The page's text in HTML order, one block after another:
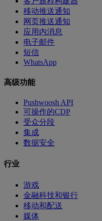
移动推送通知
网页推送通知
应用内消息
电子邮件
短信
WhatsApp
高级功能
Pushwoosh API
可操作的CDP
受众分段
集成
数据安全
行业
游戏
金融科技和银行
移动和配送
媒体